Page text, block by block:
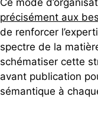
Ce mode
précisément aux
de renforcer
spectre de la
schématiser cette
avant publication
sémantique à